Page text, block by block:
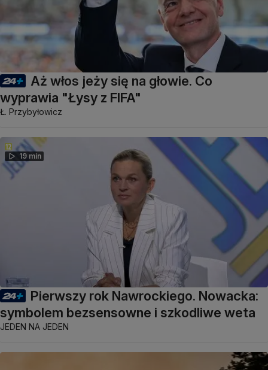
Aż włos jeży się na głowie. Co
wyprawia "Łysy z FIFA"
Ł. Przybyłowicz
19 min
Pierwszy rok Nawrockiego. Nowacka:
symbolem bezsensowne i szkodliwe weta
JEDEN NA JEDEN